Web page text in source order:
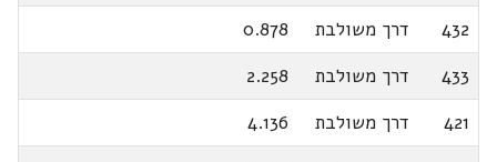
432
דרך משולבת
0.878
433
דרך משולבת
2.258
421
דרך משולבת
4.136